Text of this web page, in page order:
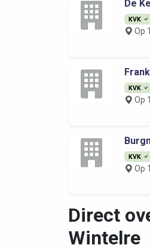
De
KVK
Op
KVK
Op
KVK
Op
Direct
Wintelre